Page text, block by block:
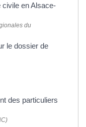
en Alsace-
onglet)
du
le dossier de
un nouvel onglet)
un nouvel onglet)
des particuliers